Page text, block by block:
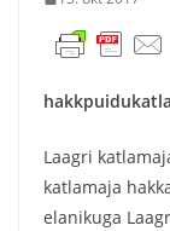
Laagri
katlamaja
elanikuga